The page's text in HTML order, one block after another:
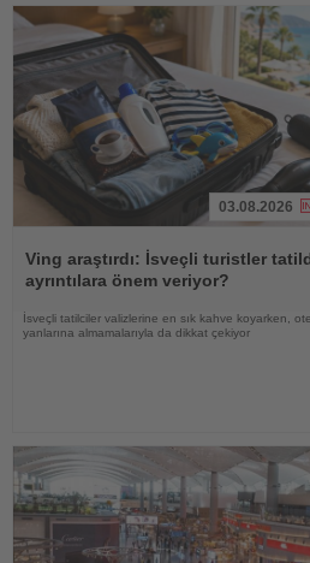
Oku
03.08.2026
Ving araştırdı: İsveçli turistler
ayrıntılara önem veriyor?
İsveçli tatilciler valizlerine en sık kahve koyarken,
yanlarına almamalarıyla da dikkat çekiyor